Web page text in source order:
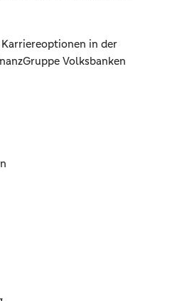
in der
Volksbanken